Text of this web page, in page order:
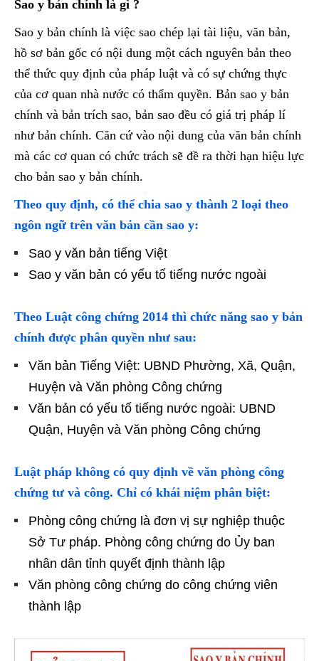
Sao y bản chính là gì ?
Sao y bản chính là việc sao chép lại tài liệu, văn bản,
hồ sơ bản gốc có nội dung một cách nguyên bản theo
thể thức quy định của pháp luật và có sự chứng thực
của cơ quan nhà nước có thẩm quyền. Bản sao y bản
chính và bản trích sao, bản sao đều có giá trị pháp lí
như bản chính. Căn cứ vào nội dung của văn bản chính
mà các cơ quan có chức trách sẽ đề ra thời hạn hiệu lực
cho bản sao y bản chính.
Theo quy định, có thể chia sao y thành 2 loại theo
ngôn ngữ trên văn bản cần sao y:
Sao y văn bản tiếng Việt
Sao y văn bản có yếu tố tiếng nước ngoài
Theo Luật công chứng 2014 thì chức năng sao y bản
chính được phân quyền như sau:
Văn bản Tiếng Việt: UBND Phường, Xã, Quận,
Huyện và Văn phòng Công chứng
Văn bản có yếu tố tiếng nước ngoài: UBND
Quận, Huyện và Văn phòng Công chứng
Luật pháp không có quy định về văn phòng công
chứng tư và công. Chỉ có khái niệm phân biệt:
Phòng công chứng là đơn vị sự nghiệp thuộc
Sở Tư pháp. Phòng công chứng do Ủy ban
nhân dân tỉnh quyết định thành lập
Văn phòng công chứng do công chứng viên
thành lập